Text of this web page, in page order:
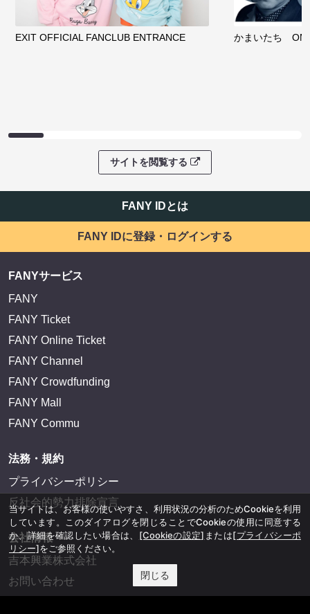
EXIT OFFICIAL FANCLUB ENTRANCE かまいたち
サイトを閲覧する
FANY IDとは
FANY IDに登録・ログインする
FANYサービス
FANY
FANY Ticket
FANY Online Ticket
FANY Channel
FANY Crowdfunding
FANY Mall
FANY Commu
法務・規約
プライバシーポリシー
反社会的勢力排除宣言
会社情報
吉本興業株式会社
お問い合わせ
当サイトは、お客様の使いやすさ、利用状況の分析のためCookieを利用
しています。このダイアログを閉じることでCookieの使用に同意する
か、詳細を確認したい場合は、 [Cookieの設定] または[プライバシーポ
リシー]をご参照ください。
閉じる